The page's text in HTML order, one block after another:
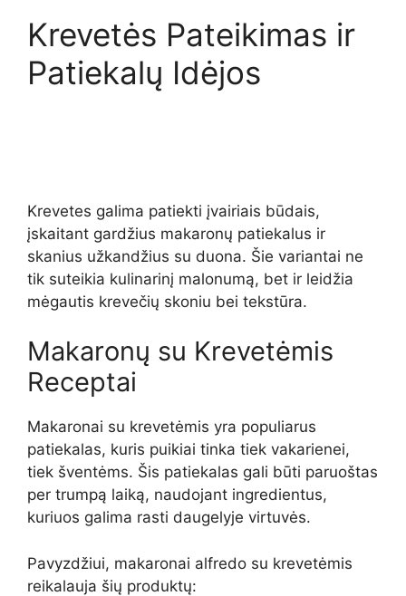
Krevetės Pateikimas ir
Patiekalų Idėjos
Krevetes galima patiekti įvairiais būdais,
įskaitant gardžius makaronų patiekalus ir
skanius užkandžius su duona. Šie variantai ne
tik suteikia kulinarinį malonumą, bet ir leidžia
mėgautis krevečių skoniu bei tekstūra.
Makaronų su Krevetėmis
Receptai
Makaronai su krevetėmis yra populiarus
patiekalas, kuris puikiai tinka tiek vakarienei,
tiek šventėms. Šis patiekalas gali būti paruoštas
per trumpą laiką, naudojant ingredientus,
kuriuos galima rasti daugelyje virtuvės.
Pavyzdžiui, makaronai alfredo su krevetėmis
reikalauja šių produktų: